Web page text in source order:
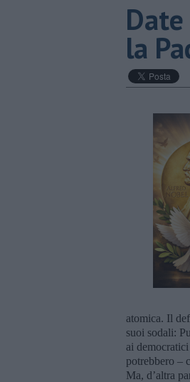
la
atomica. Il
suoi sodali:
ai
potrebbero –
Ma, d’altra